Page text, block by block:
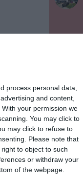
process personal data,
and content,
With your permission we
You may click to
may click to refuse to
Please note that
to object to such
or withdraw your
of the webpage.